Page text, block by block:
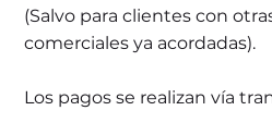
(Salvo para clientes con
comerciales ya acordadas).
Los pagos se realizan vía